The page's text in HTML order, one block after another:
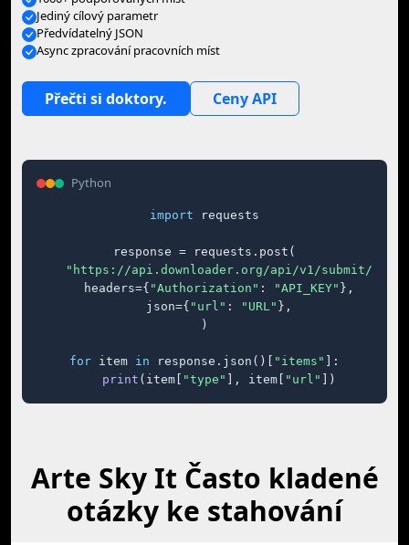
Jediný cílový parametr
Předvídatelný JSON
Async zpracování pracovních míst
Přečti si doktory. Ceny API
Python
import requests
response = requests.post(
"https://api.downloader.org/api/v1/submit/"
    headers={
"Authorization" : "API_KEY" },
    json={
"url" : "URL" },
)
for item in response.json()[ "items"
]:
print (item[ "type" ], item[ "url" ])
Arte Sky It Často kladené
otázky ke stahování